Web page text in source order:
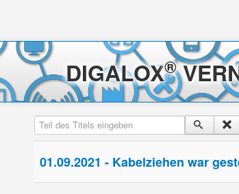
DIGALOX®
Teil des Titels eingeben
01.09.2021 - Kabelziehen war